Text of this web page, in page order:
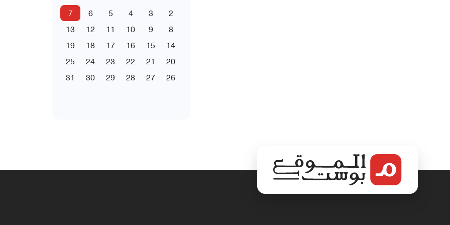
2
3
4
5
6
7
8
9
10
11
12
13
14
15
16
17
18
19
20
21
22
23
24
25
26
27
28
29
30
31